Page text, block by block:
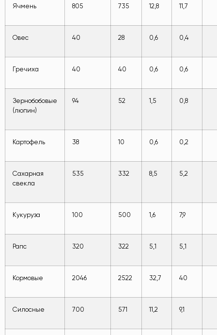
Ячмень 805 735 12,8 11,7
Овес 40 28 0,6 0,4
Гречиха 40 40 0,6 0,6
Зернобобовые
(люпин)
94 52 1,5 0,8
Картофель 38 10 0,6 0,2
Сахарная
свекла
535 332 8,5 5,2
Кукуруза 100 500 1,6 7,9
Рапс 320 322 5,1 5,1
Кормовые 2046 2522 32,7 40
Силосные 700 571 11,2 9,1